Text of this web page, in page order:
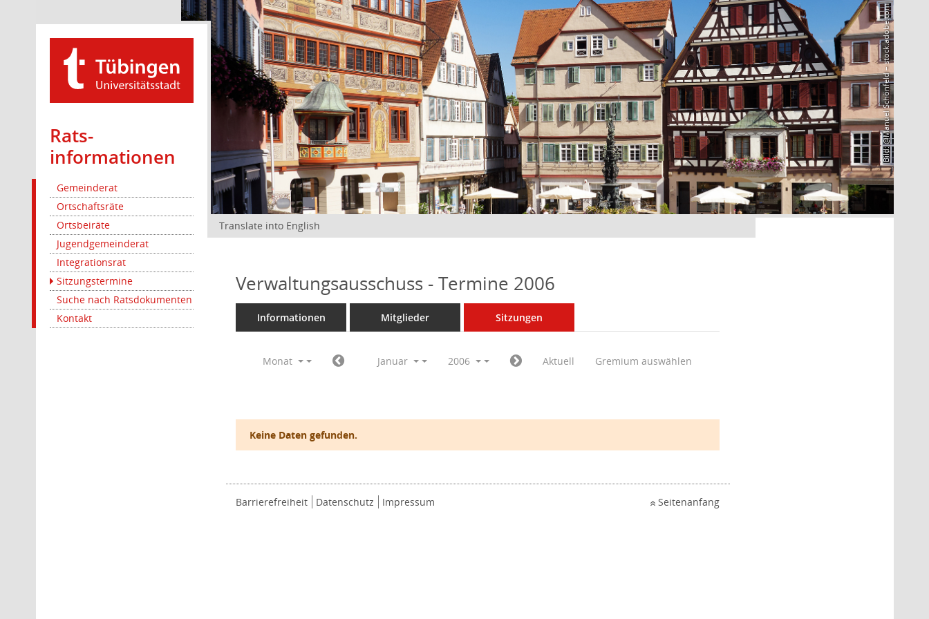
Rats­
informationen
Gemeinderat
Ortschaftsräte
Ortsbeiräte
Jugendgemeinderat
Integrationsrat
Sitzungstermine
Suche nach Ratsdokumenten
Kontakt
Bild: @Manuel Schönfeld – stock.adobe.com
Translate into English
Verwaltungsausschuss - Termine 2006
Informationen Mitglieder Sitzungen
Monat Januar 2006 Aktuell Gremium auswählen
Keine Daten gefunden.
Barrierefreiheit Datenschutz Impressum Seitenanfang